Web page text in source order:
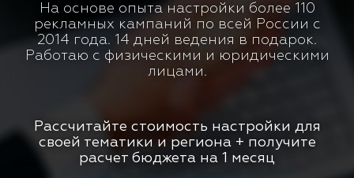
На основе опыта настройки более 110
рекламных кампаний по всей России с
2014 года. 14 дней ведения в подарок.
Работаю с физическими и юридическими
лицами.
Рассчитайте стоимость настройки для
своей тематики и региона + получите
расчет бюджета на 1 месяц